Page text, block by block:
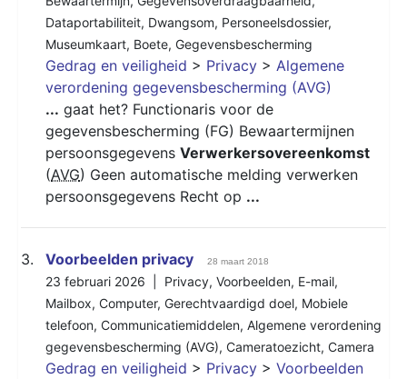
Dataportabiliteit, Dwangsom, Personeelsdossier,
Museumkaart, Boete, Gegevensbescherming
Gedrag en veiligheid > Privacy > Algemene
verordening gegevensbescherming (AVG)
... gaat het? Functionaris voor de
gegevensbescherming (FG) Bewaartermijnen
persoonsgegevens Verwerkersovereenkomst
(AVG) Geen automatische melding verwerken
persoonsgegevens Recht op ...
3. Voorbeelden privacy 28 maart 2018
23 februari 2026 | Privacy, Voorbeelden, E-mail,
Mailbox, Computer, Gerechtvaardigd doel, Mobiele
telefoon, Communicatiemiddelen, Algemene verordening
gegevensbescherming (AVG), Cameratoezicht, Camera
Gedrag en veiligheid > Privacy > Voorbeelden